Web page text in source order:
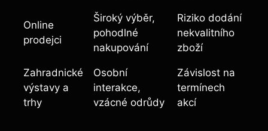
Online
prodejci
Široký výběr,
pohodlné
nakupování
Riziko dodání
nekvalitního
zboží
Zahradnické
výstavy a
trhy
Osobní
interakce,
vzácné odrůdy
Závislost na
termínech
akcí